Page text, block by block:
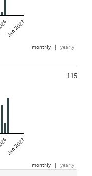
Jan 2027
monthly | yearly
115
Jan 2027
monthly | yearly